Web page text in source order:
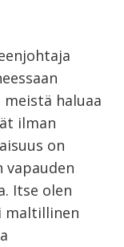
meistä haluaa
ilman
on
Itse olen
maltillinen